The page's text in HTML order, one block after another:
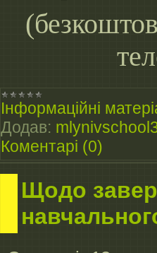
Інформаційні
Додав:
Коментарі (0)
Щодо